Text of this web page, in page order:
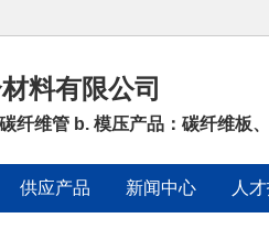
料有限公司
纤维管 b. 模压产品：碳纤维板
供应产品 新闻中心 人